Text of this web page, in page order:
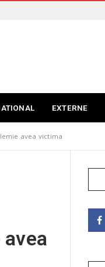
EXTERNE
avea victima